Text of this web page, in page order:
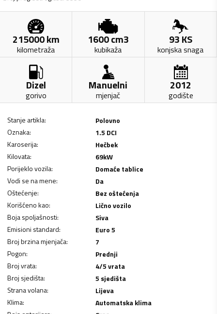
215000km
kilometraža
1600cm3
kubikaža
93KS
konjska snaga
Dizel
gorivo
Manuelni
mjenjač
2012
godište
Stanje artikla:
Polovno
Oznaka:
1.5 DCI
Karoserija:
Hečbek
Kilovata: 69kW
Porijeklo vozila:
Domaće tablice
Vodi se na mene:
Da
Oštećenje:
Bez oštećenja
Korišćeno kao:
Lično vozilo
Boja spoljašnosti:
Siva
Emisioni standard:
Euro 5
Broj brzina mjenjača:
7
Pogon:
Prednji
Broj vrata:
4/5 vrata
Broj sjedišta:
5 sjedišta
Strana volana:
Lijeva
Klima:
Automatska klima